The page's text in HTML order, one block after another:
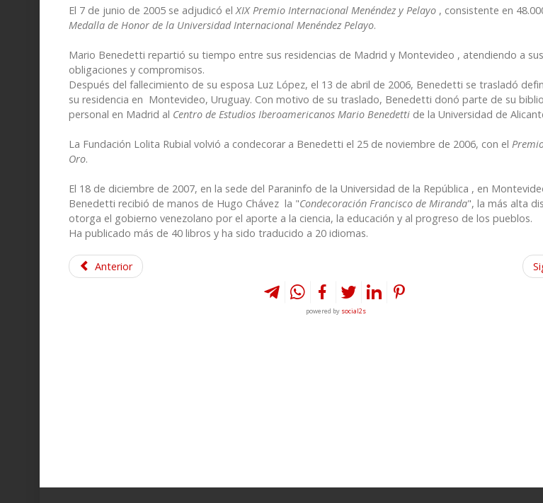
El 7 de junio de 2005 se adjudicó el XIX Premio Internacional Menéndez y Pelayo , consistente en
Medalla de Honor de la Universidad Internacional Menéndez Pelayo.
Mario Benedetti repartió su tiempo entre sus residencias de Madrid y Montevideo , atendiendo a
obligaciones y compromisos.
Después del fallecimiento de su esposa Luz López, el 13 de abril de 2006, Benedetti se trasladó
su residencia en Montevideo, Uruguay. Con motivo de su traslado, Benedetti donó parte de su
personal en Madrid al Centro de Estudios Iberoamericanos Mario Benedetti de la Universidad de
La Fundación Lolita Rubial volvió a condecorar a Benedetti el 25 de noviembre de 2006, con el
Oro.
El 18 de diciembre de 2007, en la sede del Paraninfo de la Universidad de la República , en
Benedetti recibió de manos de Hugo Chávez la "Condecoración Francisco de Miranda", la más alta
otorga el gobierno venezolano por el aporte a la ciencia, la educación y al progreso de los pueblos.
Ha publicado más de 40 libros y ha sido traducido a 20 idiomas.
Anterior
powered by social2s